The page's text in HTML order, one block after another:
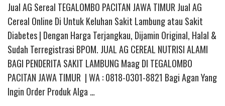
Jual AG Sereal TEGALOMBO PACITAN JAWA TIMUR Jual AG
Cereal Online Di Untuk Keluhan Sakit Lambung atau Sakit
Diabetes | Dengan Harga Terjangkau, Dijamin Original, Halal &
Sudah Terregistrasi BPOM. JUAL AG CEREAL NUTRISI ALAMI
BAGI PENDERITA SAKIT LAMBUNG Maag DI TEGALOMBO
PACITAN JAWA TIMUR | WA : 0818-0301-8821 Bagi Agan Yang
Ingin Order Produk Alga …